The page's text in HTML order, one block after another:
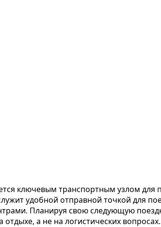
ключевым транспортным узлом для
удобной отправной точкой для
Планируя свою следующую
а не на логистических вопросах.